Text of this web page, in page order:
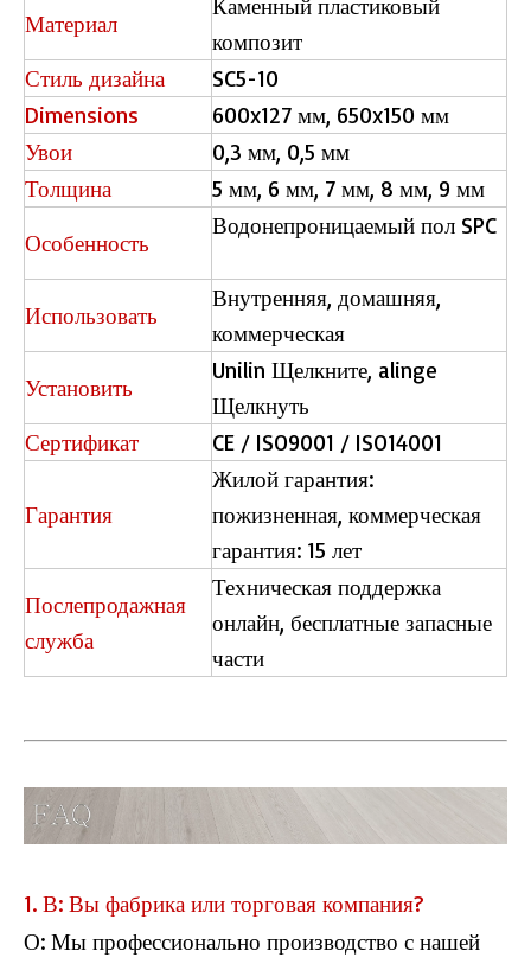
L2664 Нажмите на пол LVT L2663 LVT Полы
H010 Herringbone Floor H010 Herringbone Floor
Материал
Каменный пластиковый
композит
Стиль дизайна
SC5-10
Dimensions
600x127 мм, 650x150 мм
Увои
0,3 мм, 0,5 мм
Толщина
5 мм, 6 мм, 7 мм, 8 мм, 9 мм
Особенность
Водонепроницаемый пол SPC
Использовать
Внутренняя, домашняя,
коммерческая
Установить
Unilin Щелкните, alinge
Щелкнуть
Сертификат
CE / ISO9001 / ISO14001
Гарантия
Жилой гарантия:
пожизненная, коммерческая
гарантия: 15 лет
Послепродажная
служба
Техническая поддержка
онлайн, бесплатные запасные
части
1. В: Вы фабрика или торговая компания?
О: Мы профессионально производство с нашей